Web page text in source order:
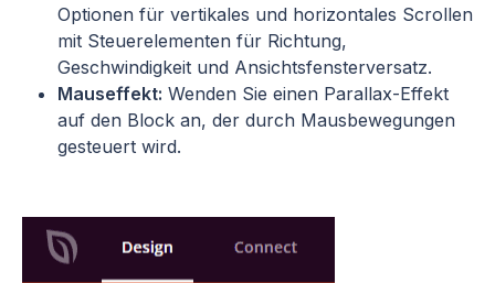
Optionen für vertikales und horizontales Scrollen
mit Steuerelementen für Richtung,
Geschwindigkeit und Ansichtsfensterversatz.
Mauseffekt: Wenden Sie einen Parallax-Effekt
auf den Block an, der durch Mausbewegungen
gesteuert wird.